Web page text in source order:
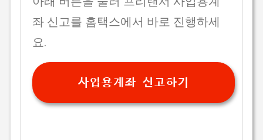
좌 신고를 홈택스에서 바로 진행하세
요.
사업용계좌 신고하기